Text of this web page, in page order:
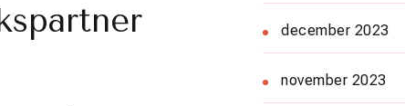
december 2023
november 2023